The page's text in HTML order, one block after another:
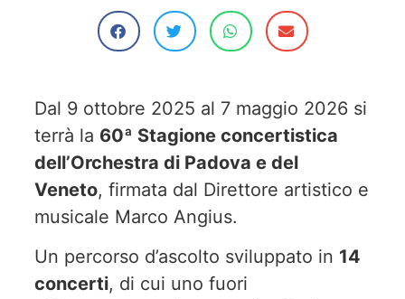
Dal 9 ottobre 2025 al 7 maggio 2026 si
terrà la 60ª Stagione concertistica
dell’Orchestra di Padova e del
Veneto, firmata dal Direttore artistico e
musicale Marco Angius.
Un percorso d’ascolto sviluppato in 14
concerti, di cui uno fuori